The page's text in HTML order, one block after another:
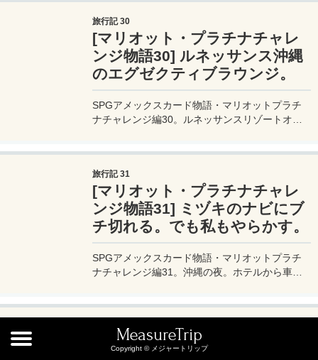
会員の威力は恐るべし。
旅行記 30
[マリオット・プラチナチャレ
ンジ物語30] ルネッサンス沖縄
のエグゼクティブラウンジ。
SPGアメックスカード物語・マリオットプラチ
ナチャレンジ編30。ルネッサンスリゾートオキ
旅行記 31
[マリオット・プラチナチャレ
ンジ物語31] ミヅキのナビにブ
チ切れる。でも私もやらかす。
SPGアメックスカード物語・マリオットプラチ
ナチャレンジ編31。沖縄の夜。ホテルから車で
旅行記 32
[マリオット・プラチナチャレ
MeasureTrip
Copyright © メジャートリップ